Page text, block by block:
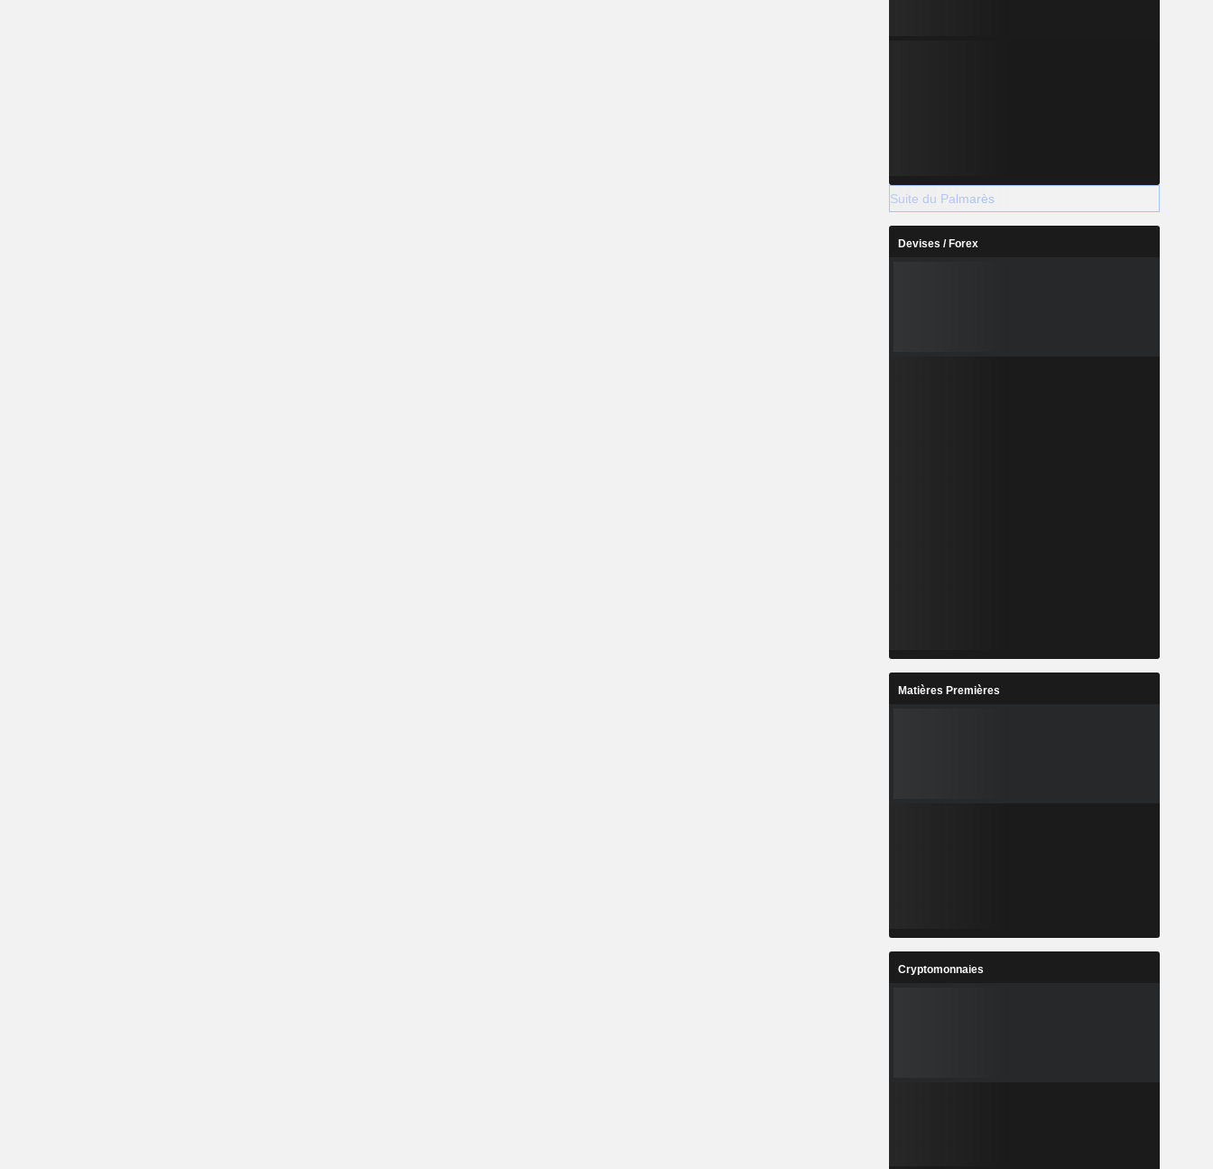
Suite du Palmarès
Devises / Forex
Matières Premières
Cryptomonnaies